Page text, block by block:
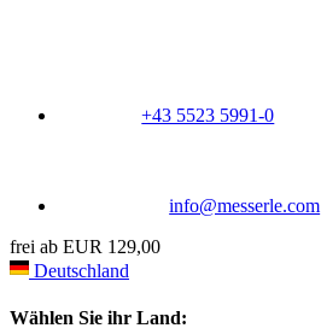
+43 5523 5991-0
info@messerle.com
frei ab EUR 129,00
Deutschland
Wählen Sie ihr Land: